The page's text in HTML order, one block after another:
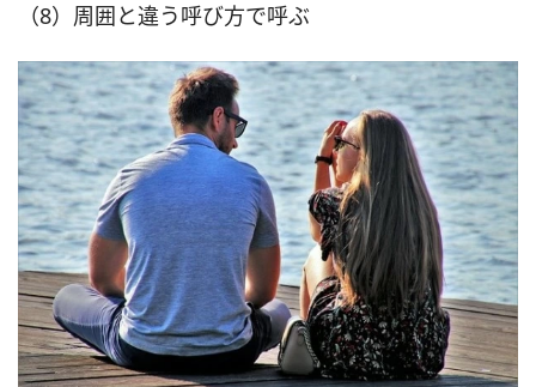
（8）周囲と違う呼び方で呼ぶ